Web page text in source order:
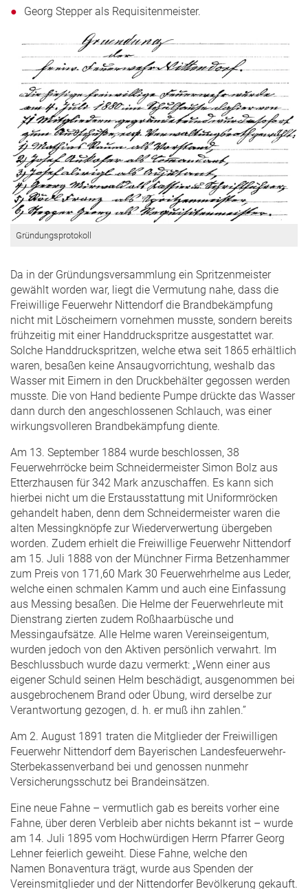
Georg Stepper als Requisitenmeister.
Gründungsprotokoll
Da in der Gründungsversammlung ein Spritzenmeister
gewählt worden war, liegt die Vermutung nahe, dass die
Freiwillige Feuerwehr Nittendorf die Brandbekämpfung
nicht mit Löscheimern vornehmen musste, sondern bereits
frühzeitig mit einer Handdruckspritze ausgestattet war.
Solche Handdruckspritzen, welche etwa seit 1865 erhältlich
waren, besaßen keine Ansaugvorrichtung, weshalb das
Wasser mit Eimern in den Druckbehälter gegossen werden
musste. Die von Hand bediente Pumpe drückte das Wasser
dann durch den angeschlossenen Schlauch, was einer
wirkungsvolleren Brandbekämpfung diente.
Am 13. September 1884 wurde beschlossen, 38
Feuerwehrröcke beim Schneidermeister Simon Bolz aus
Etterzhausen für 342 Mark anzuschaffen. Es kann sich
hierbei nicht um die Erstausstattung mit Uniformröcken
gehandelt haben, denn dem Schneidermeister waren die
alten Messingknöpfe zur Wiederverwertung übergeben
worden. Zudem erhielt die Freiwillige Feuerwehr Nittendorf
am 15. Juli 1888 von der Münchner Firma Betzenhammer
zum Preis von 171,60 Mark 30 Feuerwehrhelme aus Leder,
welche einen schmalen Kamm und auch eine Einfassung
aus Messing besaßen. Die Helme der Feuerwehrleute mit
Dienstrang zierten zudem Roßhaarbüsche und
Messingaufsätze. Alle Helme waren Vereinseigentum,
wurden jedoch von den Aktiven persönlich verwahrt. Im
Beschlussbuch wurde dazu vermerkt: „Wenn einer aus
eigener Schuld seinen Helm beschädigt, ausgenommen bei
ausgebrochenem Brand oder Übung, wird derselbe zur
Verantwortung gezogen, d. h. er muß ihn zahlen.”
Am 2. August 1891 traten die Mitglieder der Freiwilligen
Feuerwehr Nittendorf dem Bayerischen Landesfeuerwehr-
Sterbekassenverband bei und genossen nunmehr
Versicherungsschutz bei Brandeinsätzen.
Eine neue Fahne – vermutlich gab es bereits vorher eine
Fahne, über deren Verbleib aber nichts bekannt ist – wurde
am 14. Juli 1895 vom Hochwürdigen Herrn Pfarrer Georg
Lehner feierlich geweiht. Diese Fahne, welche den
Namen Bonaventura trägt, wurde aus Spenden der
Vereinsmitglieder und der Nittendorfer Bevölkerung gekauft.